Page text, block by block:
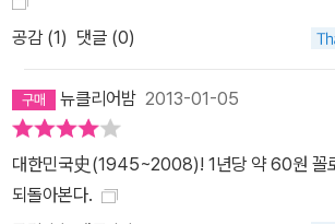
는 것이 저자의 주장이기 때문이다. 우리 미래를 위한 소중한 나침반
사람의 건강상태를 알려면 그 사람의 과거 병
것이 필수이다. 그런 점은 국가도 마찬가지이다.
거를 돌아보지 않고는 현재 상태를 전혀 알 수
의 과거사를 부정하는 일본을 통해 우리가 참전
공감 (1) 댓글 (0)
뉴클리어밤 2013-01-05
대한민국史(1945~2008)! 1년당 약 60원 꼴
되돌아본다.